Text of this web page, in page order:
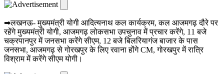
➡लखनऊ- मुख्यमंत्री योगी आदित्यनाथ कल कार्यक्रम, कल आजमगढ़ दौरे पर
रहेंगे मुख्यमंत्री योगी, आजमगढ़ लोकसभा उपचुनाव में प्रचार करेंगे, 11 बजे
चक्रपानपुर में जनसभा करेंगे सीएम, 12 बजे बिलरियागंज बाजार के पास
जनसभा, आजमगढ़ से गोरखपुर के लिए रवाना होंगे CM, गोरखपुर में रात्रि
विश्राम में करेंगे सीएम योगी।